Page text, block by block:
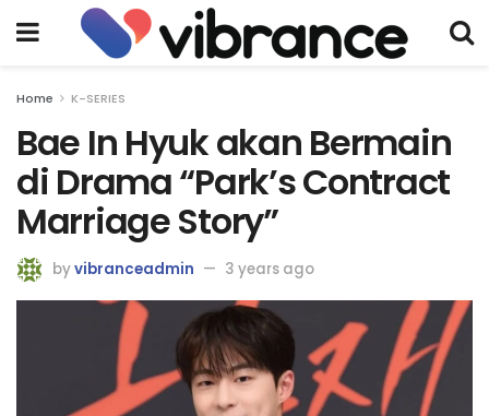
Home K-SERIES
Bae In Hyuk akan Bermain
di Drama “Park’s Contract
Marriage Story”
byvibranceadmin 3 years ago